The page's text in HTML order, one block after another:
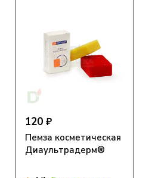
120 ₽
Пемза косметическая
Диаультрадерм®